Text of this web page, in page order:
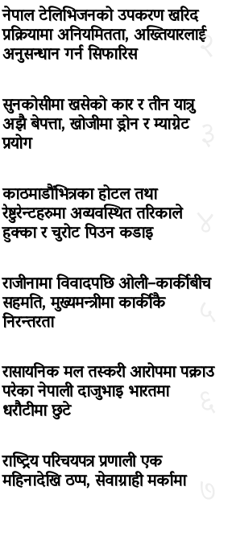
२
नेपाल टेलिभिजनको उपकरण खरिद
प्रक्रियामा अनियमितता, अख्तियारलाई
अनुसन्धान गर्न सिफारिस
सुनकोसीमा खसेको कार र तीन यात्रु
अझै बेपत्ता, खोजीमा ड्रोन र म्याग्नेट
प्रयोग
काठमाडौंभित्रका होटल तथा
रेष्टुरेन्टहरुमा अव्यवस्थित तरिकाले
हुक्का र चुरोट पिउन कडाइ
राजीनामा विवादपछि ओली–कार्कीबीच
सहमति, मुख्यमन्त्रीमा कार्कीकै
निरन्तरता
रासायनिक मल तस्करी आरोपमा पक्राउ
परेका नेपाली दाजुभाइ भारतमा
धरौटीमा छुटे
राष्ट्रिय परिचयपत्र प्रणाली एक
महिनादेखि ठप्प, सेवाग्राही मर्कामा